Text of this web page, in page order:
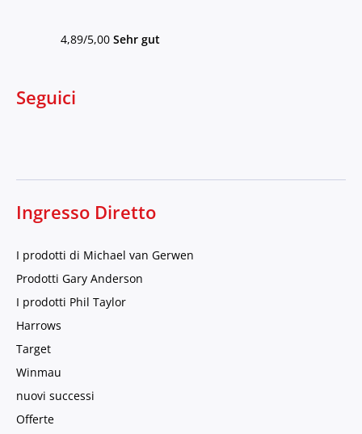
4,89/5,00 Sehr gut
Seguici
Ingresso Diretto
I prodotti di Michael van Gerwen
Prodotti Gary Anderson
I prodotti Phil Taylor
Harrows
Target
Winmau
nuovi successi
Offerte